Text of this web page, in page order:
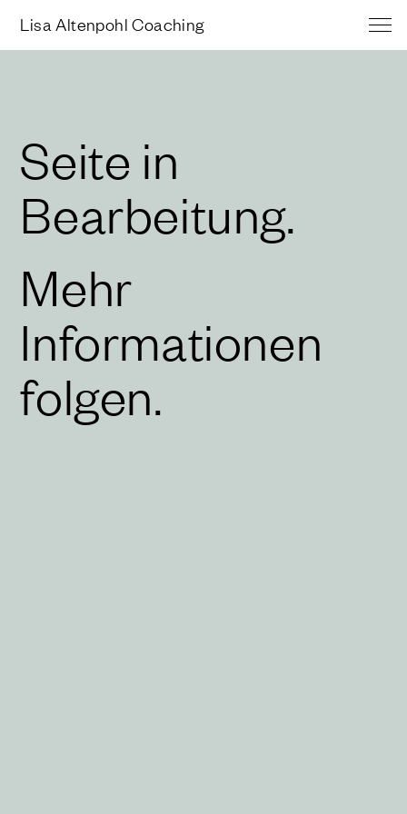
Seite in
Bearbeitung.
Mehr
Informationen
folgen.
Lisa Altenpohl Coaching